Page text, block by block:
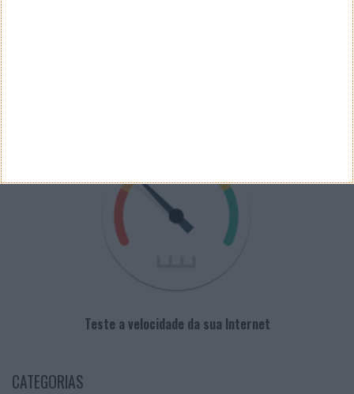
Teste a velocidade da sua Internet
CATEGORIAS